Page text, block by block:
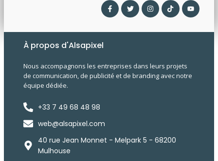
À propos d'Alsapixel
Nous accompagnons les entreprises dans leurs projets
de communication, de publicité et de branding avec notre
équipe dédiée.
+33 7 49 68 48 98
web@alsapixel.com
40 rue Jean Monnet - Melpark 5 - 68200
Mulhouse